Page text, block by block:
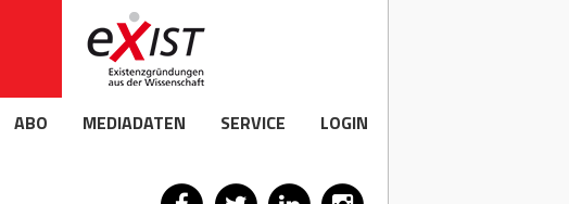
ABO MEDIADATEN SERVICE LOGIN